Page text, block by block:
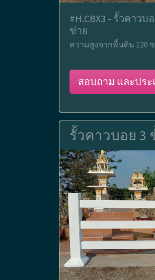
#H.CBX3 - รั้วคาว
ข่าย
ความสูงจากพื้นดิน 120
สอบถาม และประ
รั้วคาวบอย 3